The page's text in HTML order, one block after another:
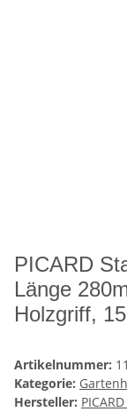
PICARD
Länge
Holzgriff,
Artikelnummer:
Kategorie:
Hersteller: